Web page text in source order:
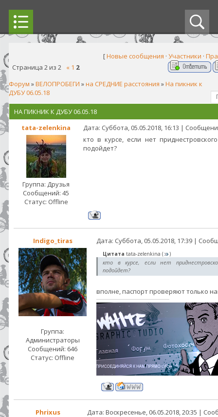
[Новые сообщения · Участники ·
Страница 2из 2 « 1 2
Форум »ВЕЛОПРОБЕГИ »на СРЕДНИЕ расстояния »На пикник к
ДУБУ 06.05.18
НА ПИКНИК К ДУБУ 06.05.18
tata-zelenkina
Дата: Суббота, 05.05.2018, 16:13 |
Группа: Друзья
Сообщений: 45
Статус: Offline
кто в курсе, если нет
подойдет?
Indigo_tiras Дата: Суббота, 05.05.2018, 17:39 |
Группа:
Администраторы
Сообщений: 646
Статус: Offline
Цитата tata-zelenkina ( )
кто в курсе, если нет
подойдет?
вполне, паспорт проверяют только
Phrixus Дата: Воскресенье, 06.05.2018, 20:35 |